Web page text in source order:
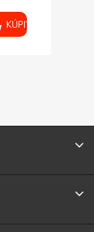
KÚPIŤ